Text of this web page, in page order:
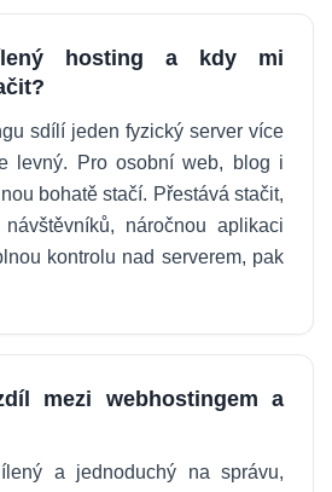
hosting a kdy mi
sdílí jeden fyzický server více
levný. Pro osobní web, blog i
bohatě stačí. Přestává stačit,
náročnou aplikaci
kontrolu nad serverem, pak
mezi webhostingem a
a jednoduchý na správu,